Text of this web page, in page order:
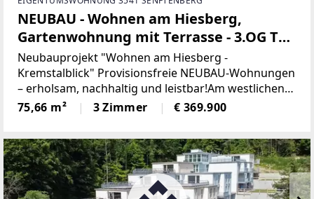
NEUBAU - Wohnen am Hiesberg,
Gartenwohnung mit Terrasse - 3.OG Top
26
Neubauprojekt "Wohnen am Hiesberg -
Kremstalblick" Provisionsfreie NEUBAU-Wohnungen
– erholsam, nachhaltig und leistbar!Am westlichen
Ortsende der idyllischen Marktgemeinde
Senftenberg - umrandet von grünen Hügeln und
75,66 m² 3 Zimmer € 369.900